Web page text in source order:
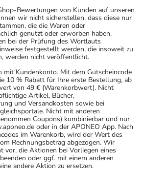
Bewertungen von Kunden auf unseren
wir nicht sicherstellen, dass diese nur
die die Waren oder
genutzt oder erworben haben.
bei der Prüfung des Wortlauts
festgestellt werden, die insoweit zu
werden nicht veröffentlicht.
mit Kundenkonto. Mit dem Gutscheincode
10 % Rabatt für Ihre erste Bestellung, ab
von 49 € (Warenkorbwert). Nicht
Artikel, Bücher,
und Versandkosten sowie bei
Nicht mit anderen
Coupons) kombinierbar und nur
oder in der APONEO App. Nach
im Warenkorb, wird der Wert des
Rechnungsbetrag abgezogen. Wir
vor, die Aktionen bei Vorliegen eines
oder ggf. mit einem anderen
andere Aktion zu ersetzen.